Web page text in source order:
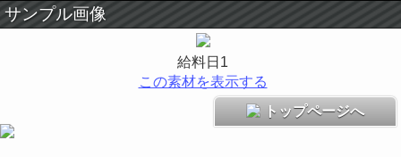
サンプル画像
給料日1
この素材を表示する
トップページへ